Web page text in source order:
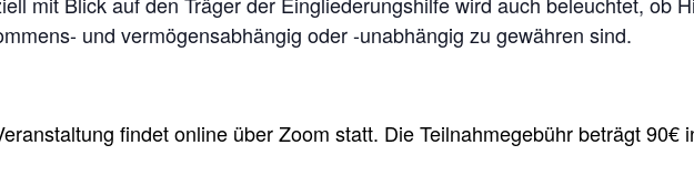
und vermögensabhängig oder -unabhängig zu gewähren sind.
findet online über Zoom statt. Die Teilnahmegebühr beträgt 90€